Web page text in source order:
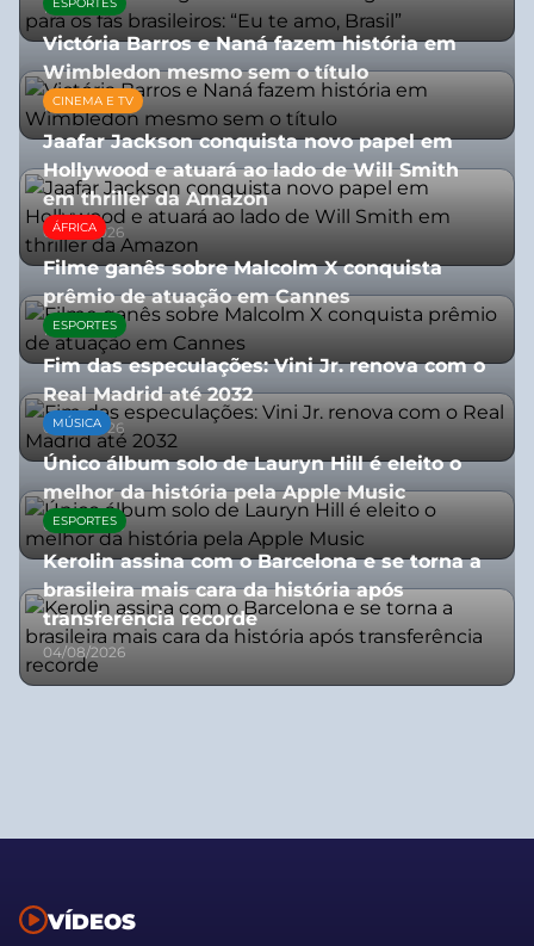
13/07/2026
ESPORTES
Victória Barros e Naná fazem história em
Wimbledon mesmo sem o título
13/07/2026
CINEMA E TV
Jaafar Jackson conquista novo papel em
Hollywood e atuará ao lado de Will Smith
em thriller da Amazon
06/08/2026
ÁFRICA
Filme ganês sobre Malcolm X conquista
prêmio de atuação em Cannes
13/07/2026
ESPORTES
Fim das especulações: Vini Jr. renova com o
Real Madrid até 2032
06/08/2026
MÚSICA
Único álbum solo de Lauryn Hill é eleito o
melhor da história pela Apple Music
06/08/2026
ESPORTES
Kerolin assina com o Barcelona e se torna a
brasileira mais cara da história após
transferência recorde
04/08/2026
VÍDEOS